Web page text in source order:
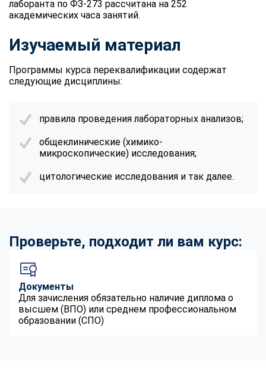
лаборанта по ФЗ-273 рассчитана на 252
академических часа занятий.
Изучаемый материал
Программы курса переквалификации содержат
следующие дисциплины:
правила проведения лабораторных анализов;
общеклинические (химико-
микроскопические) исследования;
цитологические исследования и так далее.
Проверьте, подходит ли вам курс:
Документы
Для зачисления обязательно наличие диплома о
высшем (ВПО) или среднем профессиональном
образовании (СПО)